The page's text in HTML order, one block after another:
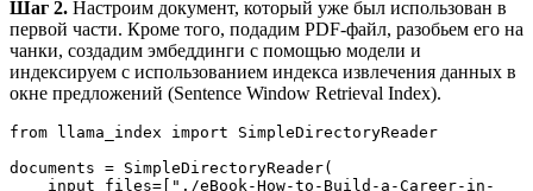
Шаг 2. Настроим документ, который уже был использован в
первой части. Кроме того, подадим PDF-файл, разобьем его на
чанки, создадим эмбеддинги с помощью модели и
индексируем с использованием индекса извлечения данных в
окне предложений (Sentence Window Retrieval Index).
from llama_index import SimpleDirectoryReader
documents = SimpleDirectoryReader(